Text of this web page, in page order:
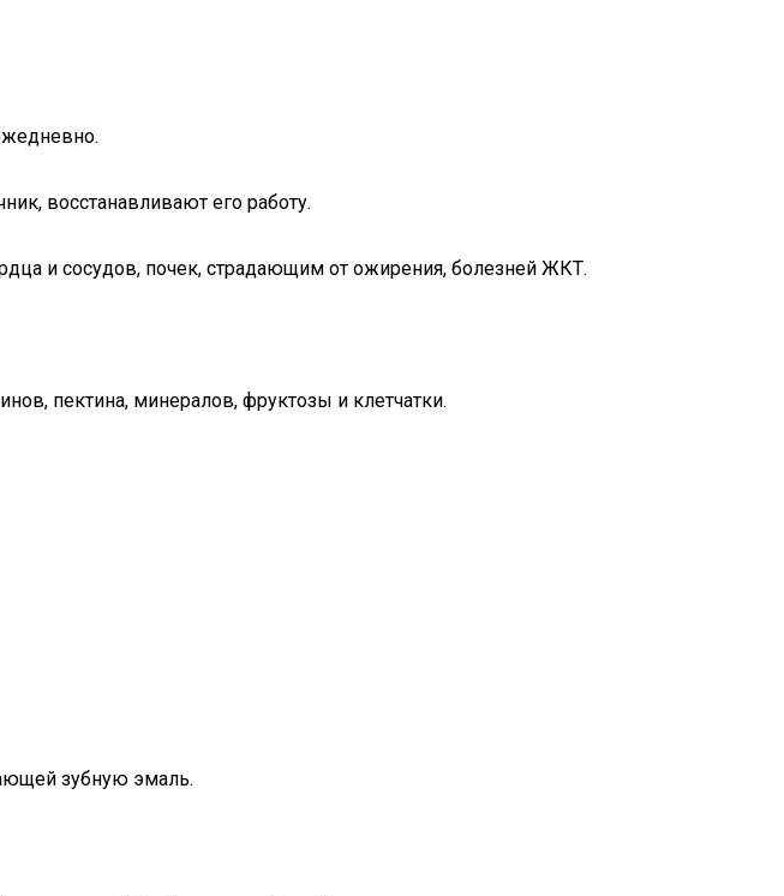
восстанавливают его работу.
и сосудов, почек, страдающим от ожирения, болезней ЖКТ.
пектина, минералов, фруктозы и клетчатки.
зубную эмаль.